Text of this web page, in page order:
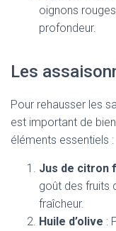
oignons
profondeur.
Les
Pour rehausser les
est important de
éléments essentiels :
Jus de citron
goût des fruits
fraîcheur.
Huile d’olive :